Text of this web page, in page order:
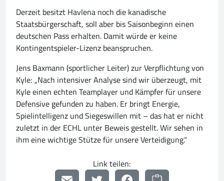
Derzeit besitzt Havlena noch die kanadische
Staatsbürgerschaft, soll aber bis Saisonbeginn einen
deutschen Pass erhalten. Damit würde er keine
Kontingentspieler-Lizenz beanspruchen.
Jens Baxmann (sportlicher Leiter) zur Verpflichtung von
Kyle: „Nach intensiver Analyse sind wir überzeugt, mit
Kyle einen echten Teamplayer und Kämpfer für unsere
Defensive gefunden zu haben. Er bringt Energie,
Spielintelligenz und Siegeswillen mit – das hat er nicht
zuletzt in der ECHL unter Beweis gestellt. Wir sehen in
ihm eine wichtige Stütze für unsere Verteidigung.“
Link teilen: